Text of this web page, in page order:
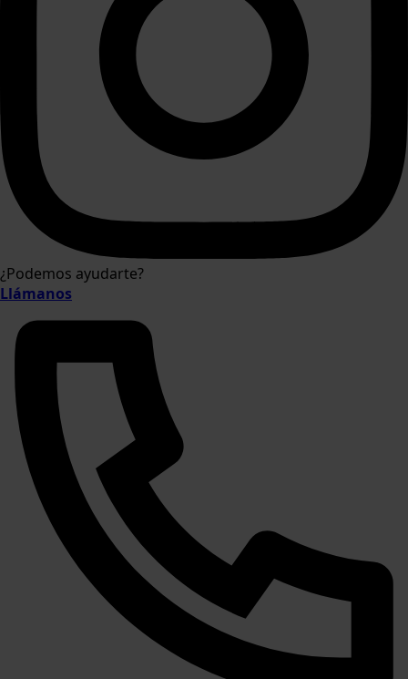
¿Podemos ayudarte?
Llámanos